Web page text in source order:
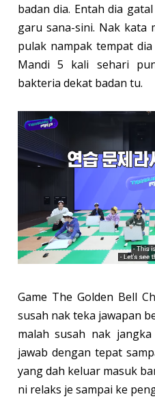
badan dia. Entah dia
garu sana-sini. Nak kata
pulak nampak tempat
Mandi 5 kali sehari
bakteria dekat badan tu.
Game The Golden Bell
susah nak teka jawapan
malah susah nak
jawab dengan tepat
yang dah keluar masuk
ni relaks je sampai ke